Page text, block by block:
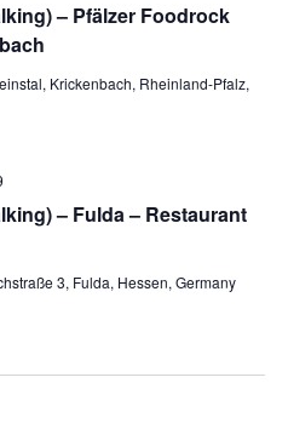
– Pfälzer Foodrock
Krickenbach, Rheinland-Pfalz,
– Fulda – Restaurant
3, Fulda, Hessen, Germany